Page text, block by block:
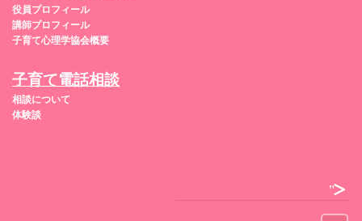
役員プロフィール
講師プロフィール
子育て心理学協会概要
子育て電話相談
相談について
体験談
">